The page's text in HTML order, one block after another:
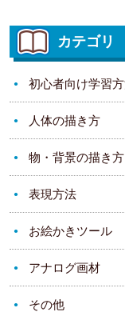
カテゴリ
初心者向け学習
人体の描き方
物・背景の描き方
表現方法
お絵かきツール
アナログ画材
その他